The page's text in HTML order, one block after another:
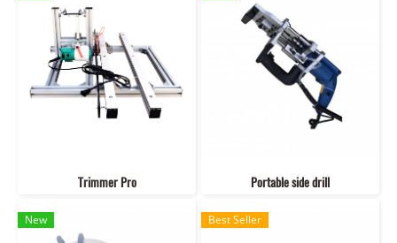
Trimmer Pro Portable side drill
New Best Seller